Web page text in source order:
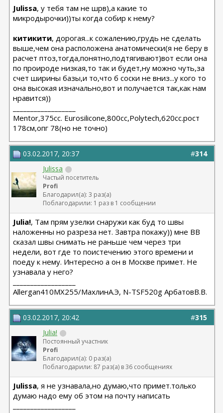
Julissa, у тебя там не шрв),а какие то
микродырочки))ты когда собир к нему?
китикити, дорогая...к сожалению,грудь не сделать
выше,чем она расположена анатомически(я не беру в
расчет птоз,тогда,понятно,подтягивают)вот если она
по проироде низкая,то так и будет,ну можно чуть,за
счет ширины базы,и то,что б соски не вниз...у кого то
она высокая изначально,вот и получается так,как нам
нравится))
Мentor,375cc. Eurosilicone,800cc,Polytech,620cc.рост
178см,опг 78(но не точно)
#314
03.02.2017, 20:37
Julissa
Частый посетитель
Profi
Благодарил(а): 3 раз(а)
Поблагодарили: 1 раз в 1 сообщении
Julia!, Там прям узелки снаружи как буд то швы
наложенны но разреза нет. Завтра покажу)) мне ВВ
сказал швы снимать не раньше чем через три
недели, вот где то поистечению этого времени и
поеду к нему. Интересно а он в Москве примет. Не
узнавала у него?
Allergan410MX255/МахлинА.Э, N-TSF520g АрбатовВ.В.
#315
03.02.2017, 20:42
Julia!
Постоянный участник
Profi
Благодарил(а): 0 раз(а)
Поблагодарили: 87 раз(а) в 36 сообщениях
Julissa, я не узнавала,но думаю,что примет.только
думаю надо ему об этом на почту написать